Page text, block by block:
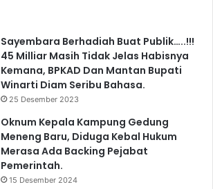
Sayembara Berhadiah Buat Publik…..!!!
45 Milliar Masih Tidak Jelas Habisnya
Kemana, BPKAD Dan Mantan Bupati
Winarti Diam Seribu Bahasa.
25 Desember 2023
Oknum Kepala Kampung Gedung
Meneng Baru, Diduga Kebal Hukum
Merasa Ada Backing Pejabat
Pemerintah.
15 Desember 2024